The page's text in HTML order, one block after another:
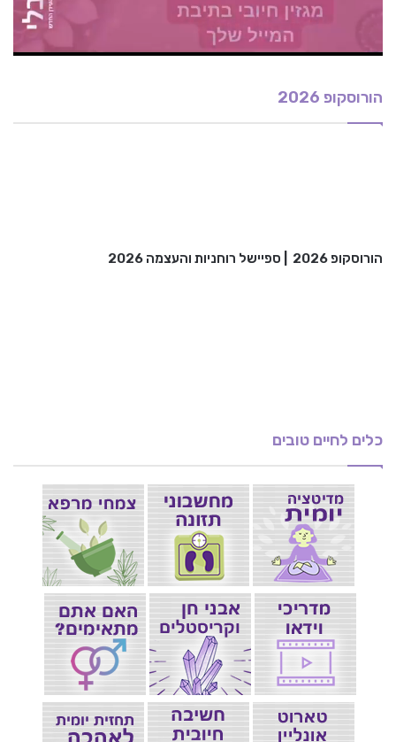
הורוסקופ 2026
הורוסקופ 2026 ספיישל רוחניות והעצמה 2026
כלים לחיים טובים